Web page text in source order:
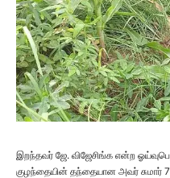
இறந்தவர் ஜே. விஜேசிங்க என்ற
குழந்தையின் தந்தையான அவர் சுமார்